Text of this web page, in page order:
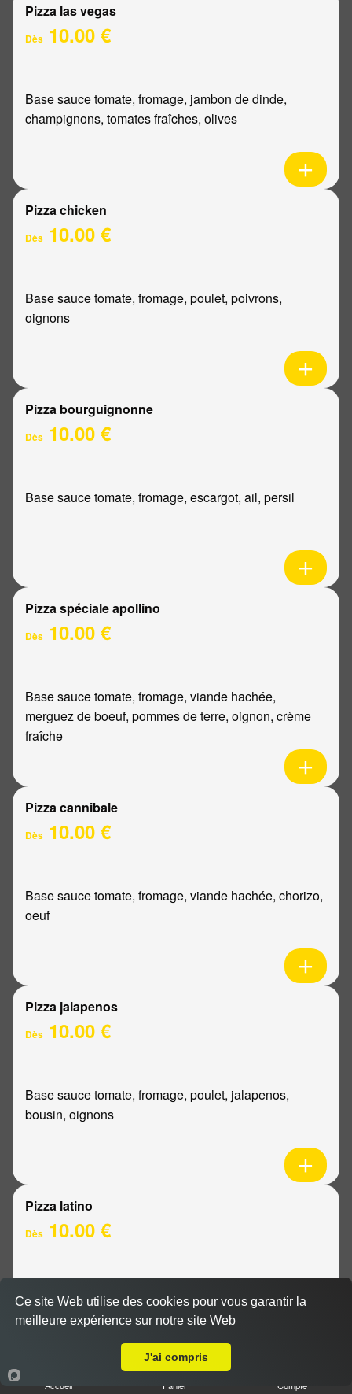
Pizza las vegas
Dès 10.00 €
Base sauce tomate, fromage, jambon de dinde,
champignons, tomates fraîches, olives
Pizza chicken
Dès 10.00 €
Base sauce tomate, fromage, poulet, poivrons,
oignons
Pizza bourguignonne
Dès 10.00 €
Base sauce tomate, fromage, escargot, ail, persil
Pizza spéciale apollino
Dès 10.00 €
Base sauce tomate, fromage, viande hachée,
merguez de boeuf, pommes de terre, oignon, crème
fraîche
Pizza cannibale
Dès 10.00 €
Base sauce tomate, fromage, viande hachée, chorizo,
oeuf
Pizza jalapenos
Dès 10.00 €
Base sauce tomate, fromage, poulet, jalapenos,
bousin, oignons
Pizza latino
Dès 10.00 €
Base sauce tomate, fromage, viande hachée, oignons,
sauce barbecue
Accueil Panier Compte
Ce site Web utilise des cookies pour vous garantir la
meilleure expérience sur notre site Web
J'ai compris